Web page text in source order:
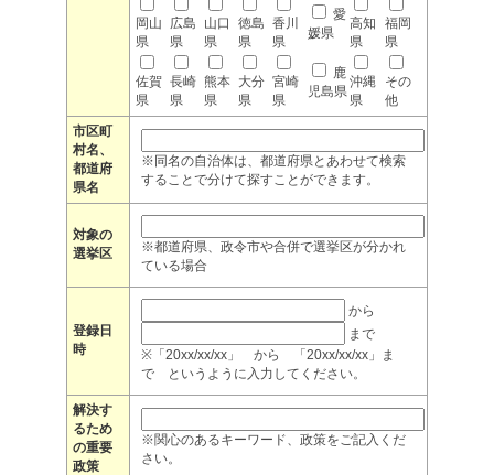
岡山
県
広島
県
山口
県
徳島
県
香川
県
愛
媛県
高知
県
福岡
県
佐賀
県
長崎
県
熊本
県
大分
県
宮崎
県
鹿
児島県
沖縄
県
その
他
市区町
村名、
都道府
県名
※同名の自治体は、都道府県とあわせて検索
することで分けて探すことができます。
対象の
選挙区
※都道府県、政令市や合併で選挙区が分かれ
ている場合
登録日
時
から
まで
※「20xx/xx/xx」 から 「20xx/xx/xx」ま
で というように入力してください。
解決す
るため
の重要
政策
※関心のあるキーワード、政策をご記入くだ
さい。